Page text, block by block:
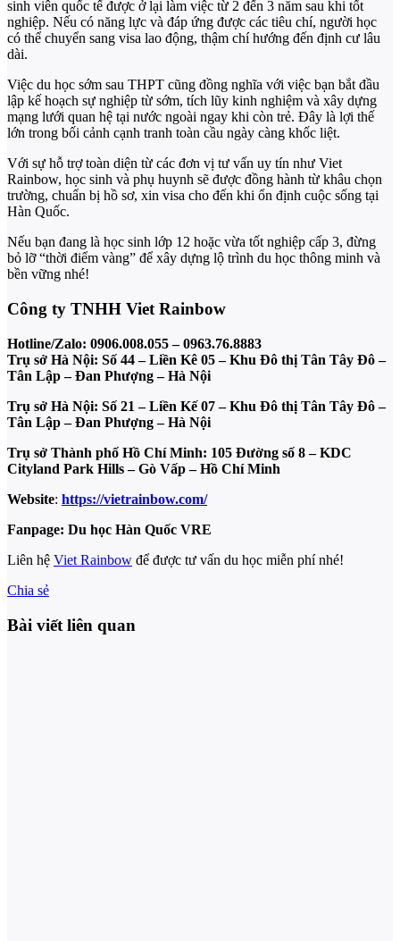
sinh viên quốc tế được ở lại làm việc từ 2 đến 3 năm sau khi tốt
nghiệp. Nếu có năng lực và đáp ứng được các tiêu chí, người học
có thể chuyển sang visa lao động, thậm chí hướng đến định cư lâu
dài.
Việc du học sớm sau THPT cũng đồng nghĩa với việc bạn bắt đầu
lập kế hoạch sự nghiệp từ sớm, tích lũy kinh nghiệm và xây dựng
mạng lưới quan hệ tại nước ngoài ngay khi còn trẻ. Đây là lợi thế
lớn trong bối cảnh cạnh tranh toàn cầu ngày càng khốc liệt.
Với sự hỗ trợ toàn diện từ các đơn vị tư vấn uy tín như Viet
Rainbow, học sinh và phụ huynh sẽ được đồng hành từ khâu chọn
trường, chuẩn bị hồ sơ, xin visa cho đến khi ổn định cuộc sống tại
Hàn Quốc.
Nếu bạn đang là học sinh lớp 12 hoặc vừa tốt nghiệp cấp 3, đừng
bỏ lỡ “thời điểm vàng” để xây dựng lộ trình du học thông minh và
bền vững nhé!
Công ty TNHH Viet Rainbow
Hotline/Zalo: 0906.008.055 – 0963.76.8883
Trụ sở Hà Nội: Số 44 – Liền Kê 05 – Khu Đô thị Tân Tây Đô –
Tân Lập – Đan Phượng – Hà Nội
Trụ sở Hà Nội: Số 21 – Liền Kế 07 – Khu Đô thị Tân Tây Đô –
Tân Lập – Đan Phượng – Hà Nội
Trụ sở Thành phố Hồ Chí Minh: 105 Đường số 8 – KDC
Cityland Park Hills – Gò Vấp – Hồ Chí Minh
Website: https://vietrainbow.com/
Fanpage: Du học Hàn Quốc VRE
Liên hệ Viet Rainbow để được tư vấn du học miễn phí nhé!
Chia sẻ
Bài viết liên quan